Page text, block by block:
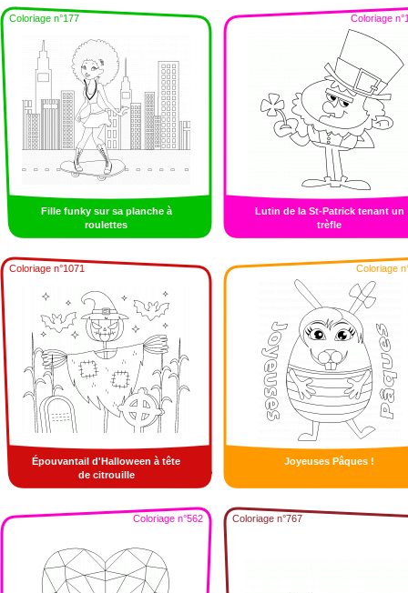
Coloriage n°177
Fille funky sur sa planche à
roulettes
Coloriage
Lutin de la St-Patrick tenant un
trèfle
Coloriage n°1071
Épouvantail d'Halloween à tête
de citrouille
Coloriage
Joyeuses Pâques !
Coloriage n°562 Coloriage n°767